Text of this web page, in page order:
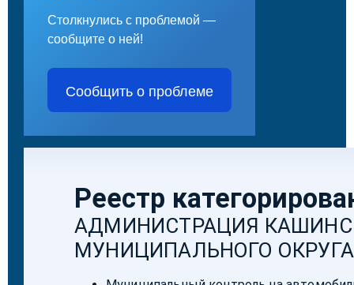
Столкнулись с проблемой —
сообщите о ней!
Сообщить о проблеме